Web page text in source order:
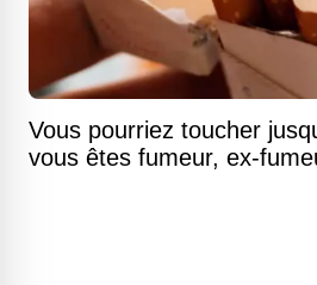
Vous pourriez toucher
vous êtes fumeur, ex-